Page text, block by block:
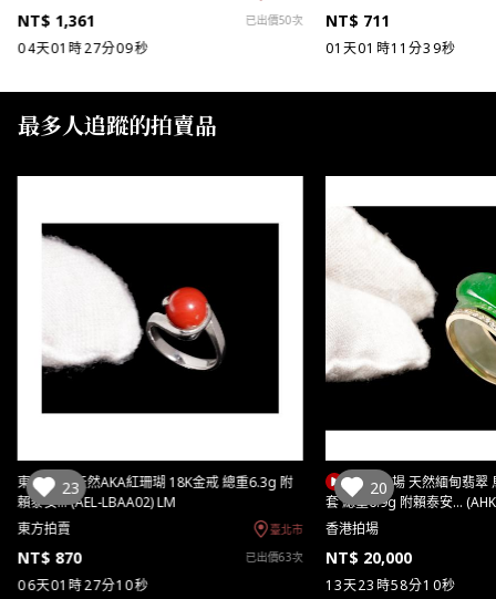
NT$ 1,361 已出價50次
04天01時27分09秒
NT$ 711
01天01時11分39秒
最多人追蹤的拍賣品
23
東方拍賣 天然AKA紅珊瑚 18K金戒 總重6.3g 附
賴泰安… (AEL-LBAA02) LM
東方拍賣
臺北市
NT$ 870 已出價63次
06天01時27分09秒
20
香港拍場 天然緬甸翡翠
套 總重6.9g 附賴泰安…
香港拍場
NT$ 20,000
13天23時58分09秒